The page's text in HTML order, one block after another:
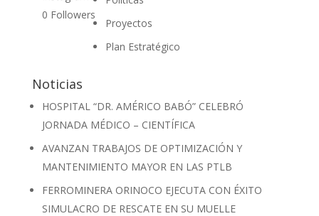
0 Followers
Proyectos
Plan Estratégico
Noticias
HOSPITAL “DR. AMÉRICO BABÓ” CELEBRÓ
JORNADA MÉDICO – CIENTÍFICA
AVANZAN TRABAJOS DE OPTIMIZACIÓN Y
MANTENIMIENTO MAYOR EN LAS PTLB
FERROMINERA ORINOCO EJECUTA CON ÉXITO
SIMULACRO DE RESCATE EN SU MUELLE